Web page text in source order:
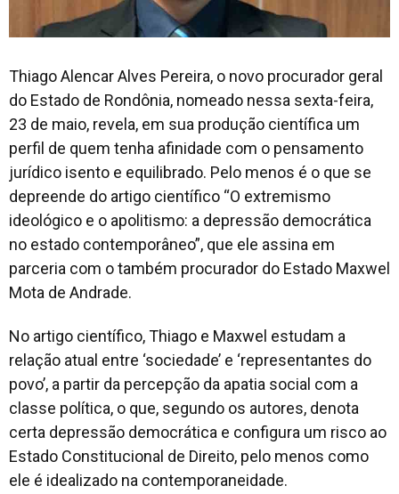
Thiago Alencar Alves Pereira, o novo procurador geral
do Estado de Rondônia, nomeado nessa sexta-feira,
23 de maio, revela, em sua produção científica um
perfil de quem tenha afinidade com o pensamento
jurídico isento e equilibrado. Pelo menos é o que se
depreende do artigo científico “O extremismo
ideológico e o apolitismo: a depressão democrática
no estado contemporâneo”, que ele assina em
parceria com o também procurador do Estado Maxwel
Mota de Andrade.
No artigo científico, Thiago e Maxwel estudam a
relação atual entre ‘sociedade’ e ‘representantes do
povo’, a partir da percepção da apatia social com a
classe política, o que, segundo os autores, denota
certa depressão democrática e configura um risco ao
Estado Constitucional de Direito, pelo menos como
ele é idealizado na contemporaneidade.